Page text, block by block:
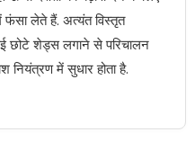
फंसा लेते हैं. अत्यंत विस्तृत
छोटे शेड्स लगाने से परिचालन
नियंत्रण में सुधार होता है.